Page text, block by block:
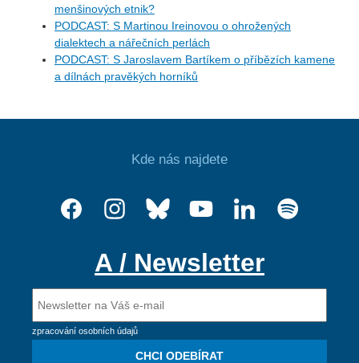
menšinových etnik?
PODCAST: S Martinou Ireinovou o ohrožených
dialektech a nářečních perlách
PODCAST: S Jaroslavem Bartíkem o příbězích kamene
a dílnách pravěkých horníků
Kde nás najdete
A / Newsletter
zpracování osobních údajů
CHCI ODEBÍRAT